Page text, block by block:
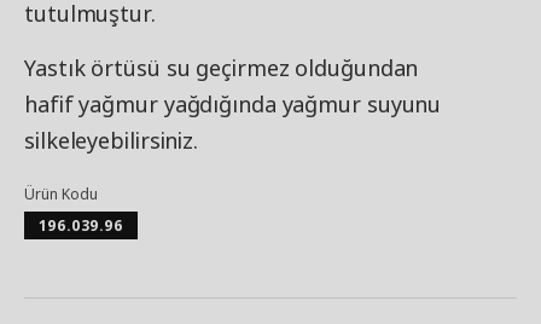
tutulmuştur.
Yastık örtüsü su geçirmez olduğundan
hafif yağmur yağdığında yağmur suyunu
silkeleyebilirsiniz.
Ürün Kodu
196.039.96